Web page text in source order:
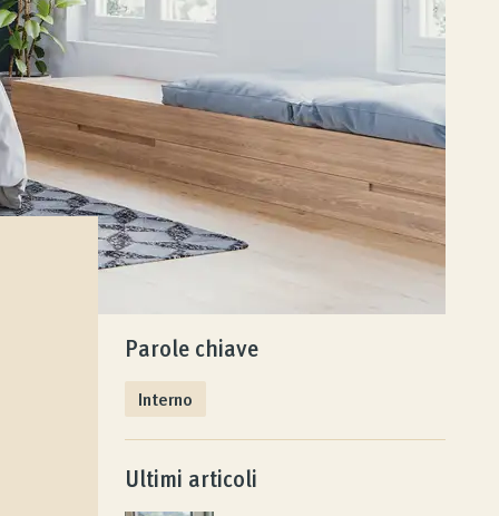
Parole chiave
Interno
Ultimi articoli